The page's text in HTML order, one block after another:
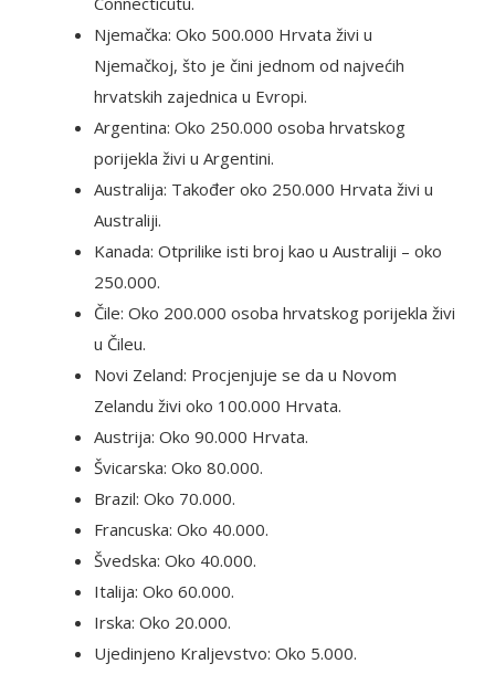
Njemačka: Oko 500.000 Hrvata živi u
Njemačkoj, što je čini jednom od najvećih
hrvatskih zajednica u Evropi.
Argentina: Oko 250.000 osoba hrvatskog
porijekla živi u Argentini.
Australija: Također oko 250.000 Hrvata živi u
Australiji.
Kanada: Otprilike isti broj kao u Australiji – oko
250.000.
Čile: Oko 200.000 osoba hrvatskog porijekla živi
u Čileu.
Novi Zeland: Procjenjuje se da u Novom
Zelandu živi oko 100.000 Hrvata.
Austrija: Oko 90.000 Hrvata.
Švicarska: Oko 80.000.
Brazil: Oko 70.000.
Francuska: Oko 40.000.
Švedska: Oko 40.000.
Italija: Oko 60.000.
Irska: Oko 20.000.
Ujedinjeno Kraljevstvo: Oko 5.000.